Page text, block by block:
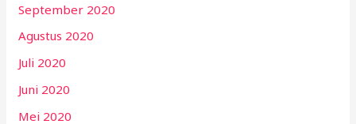
September 2020
Agustus 2020
Juli 2020
Juni 2020
Mei 2020